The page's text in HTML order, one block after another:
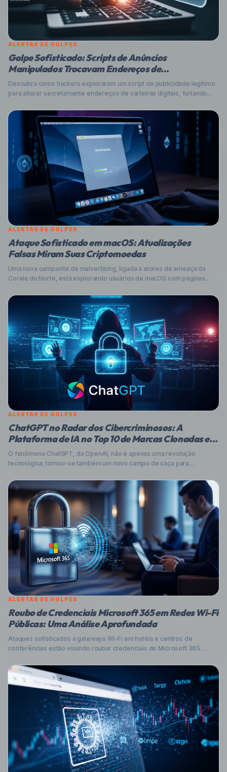
ALERTAS DE GOLPES
Golpe Sofisticado: Scripts de Anúncios
Manipulados Trocavam Endereços de
Criptomoedas
Descubra como hackers exploraram um script de publicidade legítimo
para alterar secretamente endereços de carteiras digitais, furtando
supply chain e aprenda as melhores práticas para proteger suas
transações e dados.
ALERTAS DE GOLPES
Ataque Sofisticado em macOS: Atualizações
Falsas Miram Suas Criptomoedas
Uma nova campanha de malvertising, ligada a atores de ameaça da
Coreia do Norte, está explorando usuários de macOS com páginas
Entenda como funciona e proteja-se.
ALERTAS DE GOLPES
ChatGPT no Radar dos Cibercriminosos: A
Plataforma de IA no Top 10 de Marcas Clonadas em
Phishing
O fenômeno ChatGPT, da OpenAI, não é apenas uma revolução
tecnológica; tornou-se também um novo campo de caça para
das dez marcas mais imitadas em campanhas de phishing, conforme
revelado pelo relatório Brand Phishing Ranking da Check Point
Research. Entenda como esses golpes funcionam e como proteger-
ALERTAS DE GOLPES
Roubo de Credenciais Microsoft 365 em Redes Wi-Fi
Públicas: Uma Análise Aprofundada
Ataques sofisticados a gateways Wi-Fi em hotéis e centros de
conferências estão visando roubar credenciais do Microsoft 365.
para proteger seus dados e sua empresa contra essa ameaça
crescente.